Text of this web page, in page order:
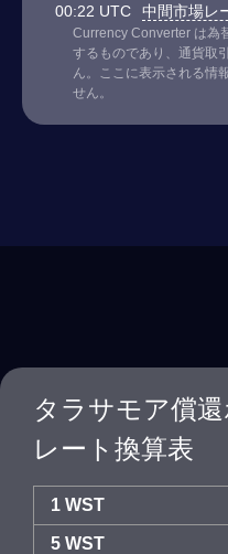
00:22 UTC 中間市場レ
Currency Converter は為
するものであり、通貨取
ん。ここに表示される情
せん。
タラサモア償
レート換算表
1 WST
5 WST